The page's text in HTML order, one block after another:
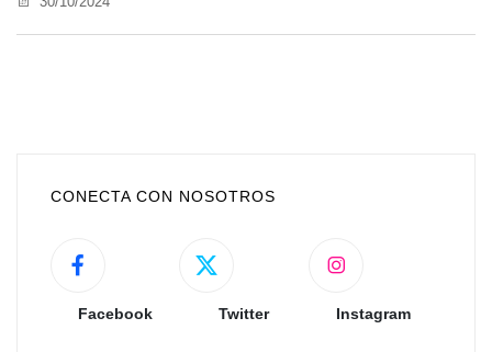
CONECTA CON NOSOTROS
Facebook Twitter Instagram